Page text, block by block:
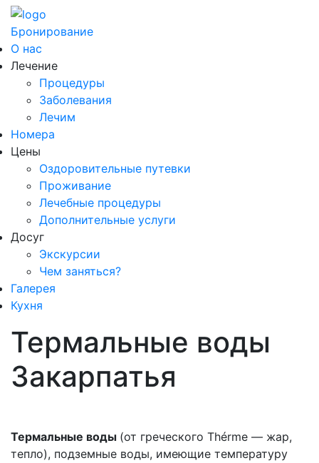
Бронирование
О нас
Лечение
Процедуры
Заболевания
Лечим
Номера
Цены
Оздоровительные путевки
Проживание
Лечебные процедуры
Дополнительные услуги
Досуг
Экскурсии
Чем заняться?
Галерея
Кухня
Термальные воды
Закарпатья
Термальные воды (от греческого Thérme — жар,
тепло), подземные воды, имеющие температуру